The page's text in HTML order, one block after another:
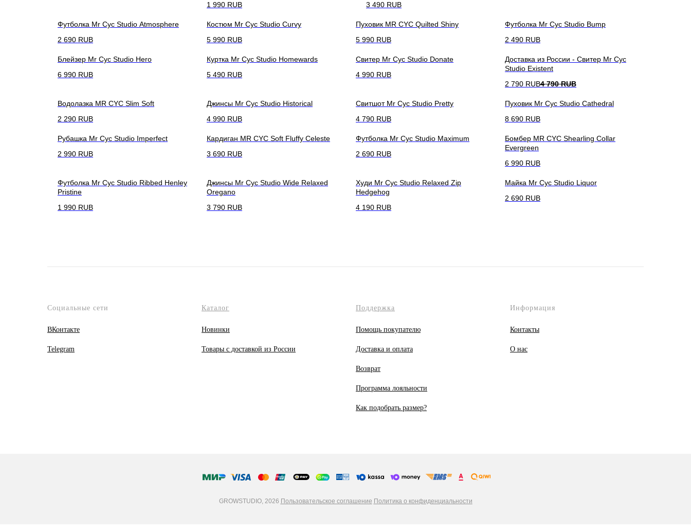
1 990 RUB
3 490 RUB
Футболка Mr Cyc Studio Atmosphere
2 690 RUB
Костюм Mr Cyc Studio Curvy
5 990 RUB
Пуховик MR CYC Quilted Shiny
5 990 RUB
Футболка Mr Cyc Studio Bump
2 490 RUB
Блейзер Mr Cyc Studio Hero
6 990 RUB
Куртка Mr Cyc Studio Homewards
5 490 RUB
Свитер Mr Cyc Studio Donate
4 990 RUB
Доставка из России - Свитер Mr Cyc
Studio Existent
2 790 RUB4 790 RUB
Водолазка MR CYC Slim Soft
2 290 RUB
Джинсы Mr Cyc Studio Historical
4 990 RUB
Свитшот Mr Cyc Studio Pretty
4 790 RUB
Пуховик Mr Cyc Studio Cathedral
8 690 RUB
Рубашка Mr Cyc Studio Imperfect
2 990 RUB
Кардиган MR CYC Soft Fluffy Celeste
3 690 RUB
Футболка Mr Cyc Studio Maximum
2 690 RUB
Бомбер MR CYC Shearling Collar
Evergreen
6 990 RUB
Футболка Mr Cyc Studio Ribbed Henley
Pristine
1 990 RUB
Джинсы Mr Cyc Studio Wide Relaxed
Oregano
3 790 RUB
Худи Mr Cyc Studio Relaxed Zip
Hedgehog
4 190 RUB
Майка Mr Cyc Studio Liquor
2 690 RUB
Социальные сети
ВКонтакте
Telegram
Каталог
Новинки
Товары с доставкой из России
Поддержка
Помощь покупателю
Доставка и оплата
Возврат
Программа лояльности
Как подобрать размер?
Информация
Контакты
О нас
GROWSTUDIO, 2026 Пользовательское соглашение Политика о конфиденциальности